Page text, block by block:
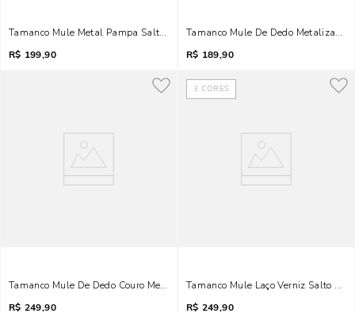
Tamanco Mule Metal Pampa Salto Fino Marrom Cinamon
R$ 199,90
Tamanco Mule De Dedo Metalizado
R$ 189,90
Tamanco Mule De Dedo Couro Metalizado Bico Quadrado Salto Grosso
R$ 249,90
3 CORES
Tamanco Mule Laço Verniz Salto
R$ 249,90